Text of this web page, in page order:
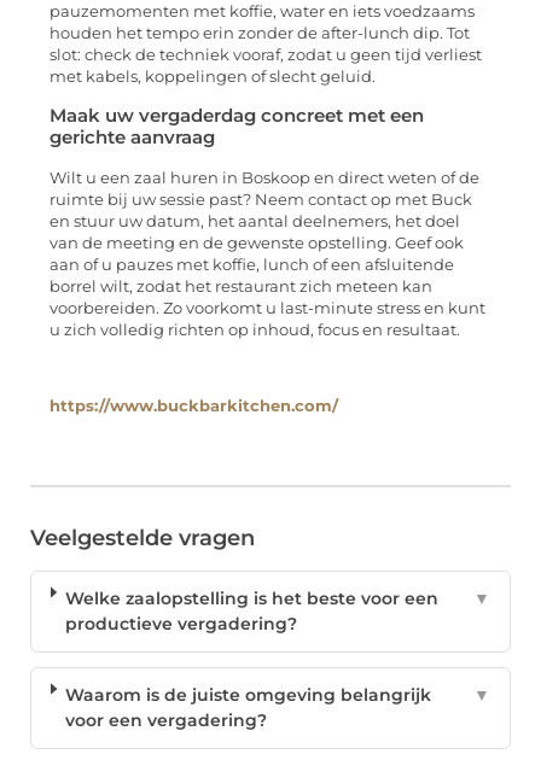
pauzemomenten met koffie, water en iets voedzaams
houden het tempo erin zonder de after-lunch dip. Tot
slot: check de techniek vooraf, zodat u geen tijd verliest
met kabels, koppelingen of slecht geluid.
Maak uw vergaderdag concreet met een
gerichte aanvraag
Wilt u een zaal huren in Boskoop en direct weten of de
ruimte bij uw sessie past? Neem contact op met Buck
en stuur uw datum, het aantal deelnemers, het doel
van de meeting en de gewenste opstelling. Geef ook
aan of u pauzes met koffie, lunch of een afsluitende
borrel wilt, zodat het restaurant zich meteen kan
voorbereiden. Zo voorkomt u last-minute stress en kunt
u zich volledig richten op inhoud, focus en resultaat.
https://www.buckbarkitchen.com/
Veelgestelde vragen
Welke zaalopstelling is het beste voor een
productieve vergadering?
▼
Waarom is de juiste omgeving belangrijk
voor een vergadering?
▼